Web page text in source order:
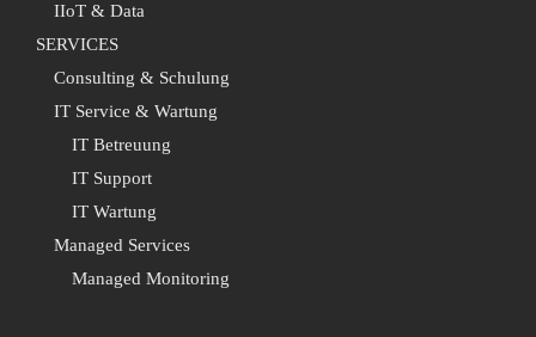
IIoT & Data
SERVICES
Consulting & Schulung
IT Service & Wartung
IT Betreuung
IT Support
IT Wartung
Managed Services
Managed Monitoring